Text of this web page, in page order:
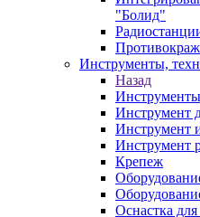
"Болид"
Инструменты,
Назад
Инструмент
Инструмент
Инструмент
Крепеж
Оснастка